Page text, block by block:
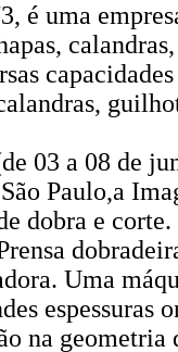
é uma
03 a 08 de
Paulo,a
dobra e corte.
Uma
espessuras
na geometria